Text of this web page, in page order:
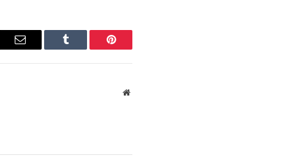
Email Tumblr Pinterest
Website